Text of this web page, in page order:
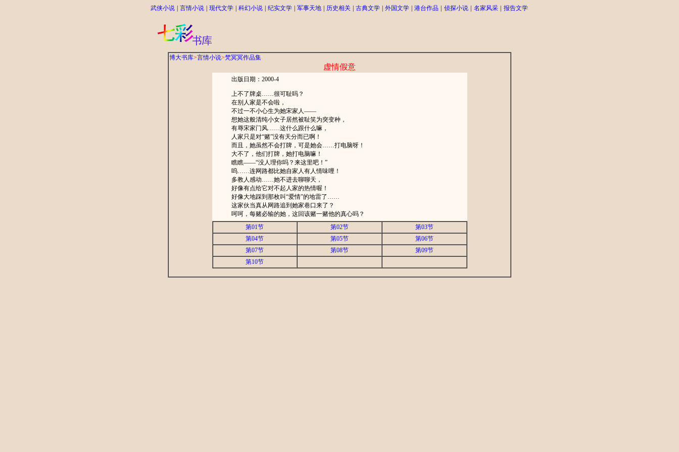
武侠小说 言情小说 现代文学 科幻小说 纪实文学 军事天地 历史相关 古典文学 外国文学 港台作品 侦探小说 名家风采 报告文学
博大书库>言情小说>梵冥冥作品集
虚情假意
出版日期：2000-4
上不了牌桌……很可耻吗？
在别人家是不会啦，
不过一不小心生为她宋家人——
想她这般清纯小女子居然被耻笑为突变种，
有辱宋家门风……这什么跟什么嘛，
人家只是对“赌”没有天分而已啊！
而且，她虽然不会打牌，可是她会……打电脑呀！
大不了，他们打牌，她打电脑嘛！
瞧瞧——“没人理你吗？来这里吧！”
呜……连网路都比她自家人有人情味哩！
多教人感动……她不进去聊聊天，
好像有点给它对不起人家的热情喔！
好像大地踩到那枚叫“爱情”的地雷了……
这家伙当真从网路追到她家巷口来了？
呵呵，每赌必输的她，这回该赌一赌他的真心吗？
第01节
第02节
第03节
第04节
第05节
第06节
第07节
第08节
第09节
第10节